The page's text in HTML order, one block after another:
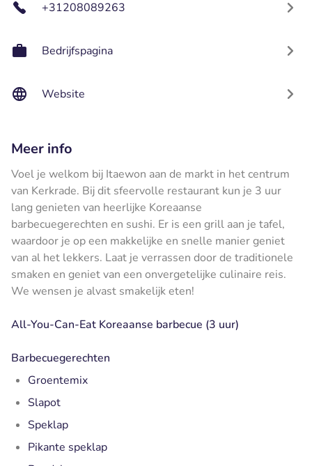
+31208089263
Bedrijfspagina
Website
Meer info
Voel je welkom bij Itaewon aan de markt in het centrum
van Kerkrade. Bij dit sfeervolle restaurant kun je 3 uur
lang genieten van heerlijke Koreaanse
barbecuegerechten en sushi. Er is een grill aan je tafel,
waardoor je op een makkelijke en snelle manier geniet
van al het lekkers. Laat je verrassen door de traditionele
smaken en geniet van een onvergetelijke culinaire reis.
We wensen je alvast smakelijk eten!
All-You-Can-Eat Koreaanse barbecue (3 uur)
Barbecuegerechten
Groentemix
Slapot
Speklap
Pikante speklap